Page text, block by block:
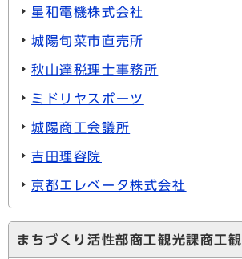
星和電機株式会社
城陽旬菜市直売所
秋山達税理士事務所
ミドリヤスポーツ
城陽商工会議所
吉田理容院
京都エレベータ株式会社
まちづくり活性部商工観光課商工